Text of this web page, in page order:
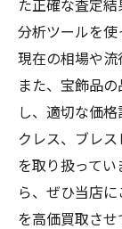
分析ツールを
現在の相場や流
また、宝飾品
し、適切な価
クレス、ブレ
を取り扱って
ら、ぜひ当店
を高価買取させ